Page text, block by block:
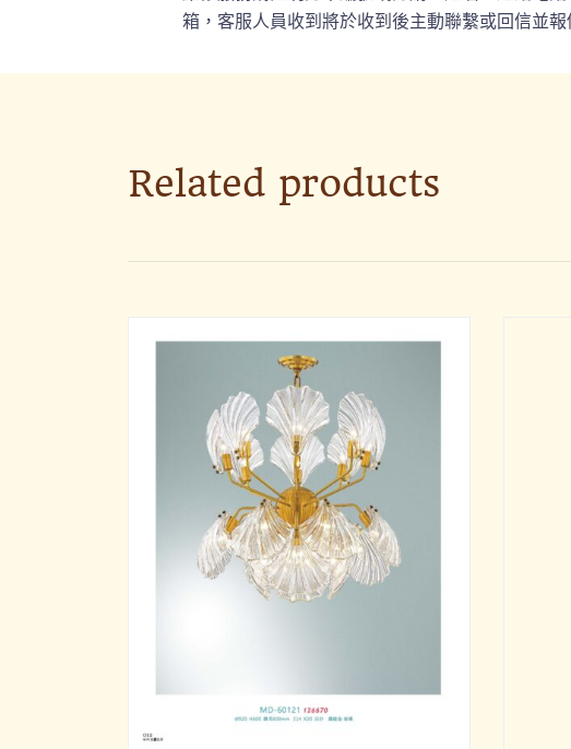
箱，客服人員收到將於收到後主動聯繫或回信並
Related products